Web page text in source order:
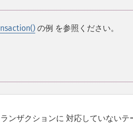
の例 を参照ください。
ンザクションに 対応していない